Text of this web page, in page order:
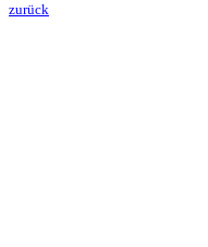
zurück